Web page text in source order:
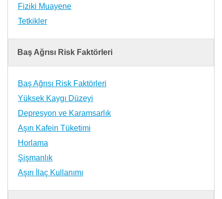
Fiziki Muayene
Tetkikler
Baş Ağrısı Risk Faktörleri
Baş Ağrısı Risk Faktörleri
Yüksek Kaygı Düzeyi
Depresyon ve Karamsarlık
Aşırı Kafein Tüketimi
Horlama
Şişmanlık
Aşırı İlaç Kullanımı